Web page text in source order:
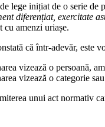
lege inițiat de o serie de
diferențiat, exercitate
cu amenzi uriașe.
că într-adevăr, este
vizează o persoană,
vizează o categorie
unui act normativ